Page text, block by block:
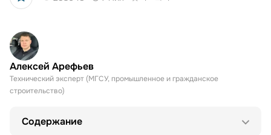
Алексей Арефьев
Технический эксперт (МГСУ, промышленное и гражданское
строительство)
Содержание